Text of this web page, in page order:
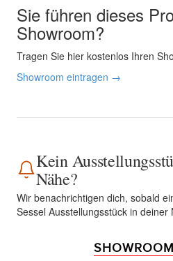
Sie führen dieses
Showroom?
Tragen Sie hier kostenlos Ihren
Showroom eintragen →
Kein
Nähe?
Wir benachrichtigen dich, sobald
Sessel Ausstellungsstück in deiner